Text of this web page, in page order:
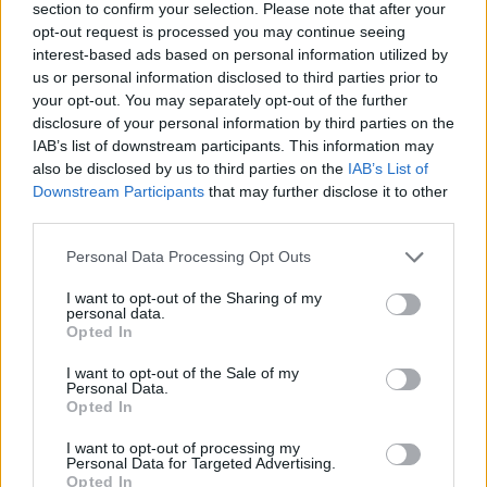
section to confirm your selection. Please note that after your
opt-out request is processed you may continue seeing
interest-based ads based on personal information utilized by
us or personal information disclosed to third parties prior to
your opt-out. You may separately opt-out of the further
disclosure of your personal information by third parties on the
IAB’s list of downstream participants. This information may
also be disclosed by us to third parties on the IAB’s List of
Downstream Participants that may further disclose it to other
Personal Data Processing Opt Outs
I want to opt-out of the Sharing of my
personal data.
Opted In
I want to opt-out of the Sale of my
Personal Data.
Opted In
I want to opt-out of processing my
Personal Data for Targeted Advertising.
Opted In
Día Mundial de los Faros
7 de agosto de 2026